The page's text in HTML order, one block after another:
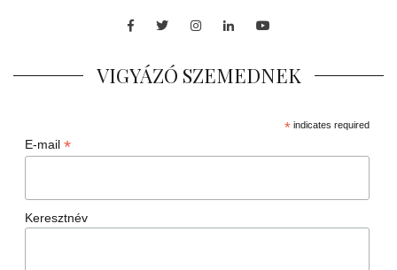
Facebook
TwitterInstagram
LinkedInYoutube
VIGYÁZÓ SZEMEDNEK
*indicates required
E-mail *
Keresztnév